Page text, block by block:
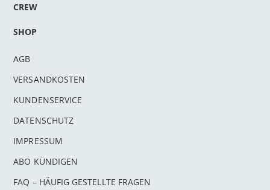
CREW
SHOP
AGB
VERSANDKOSTEN
KUNDENSERVICE
DATENSCHUTZ
IMPRESSUM
ABO KÜNDIGEN
FAQ – HÄUFIG GESTELLTE FRAGEN